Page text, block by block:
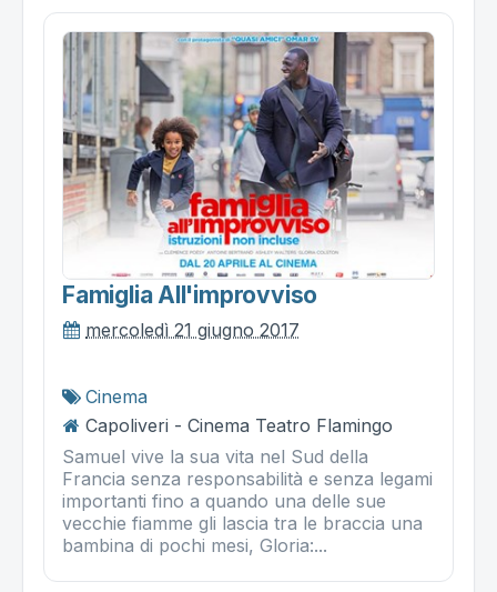
Famiglia All'improvviso
mercoledì 21 giugno 2017
Cinema
Capoliveri - Cinema Teatro Flamingo
Samuel vive la sua vita nel Sud della
Francia senza responsabilità e senza legami
importanti fino a quando una delle sue
vecchie fiamme gli lascia tra le braccia una
bambina di pochi mesi, Gloria:...